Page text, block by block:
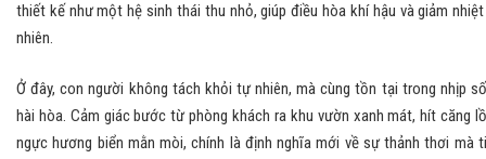
thiết kế như một hệ sinh thái thu nhỏ, giúp điều hòa khí hậu và giảm
nhiên.
Ở đây, con người không tách khỏi tự nhiên, mà cùng tồn tại trong nhịp
hài hòa. Cảm giác bước từ phòng khách ra khu vườn xanh mát, hít căng
ngực hương biển mằn mòi, chính là định nghĩa mới về sự thảnh thơi mà